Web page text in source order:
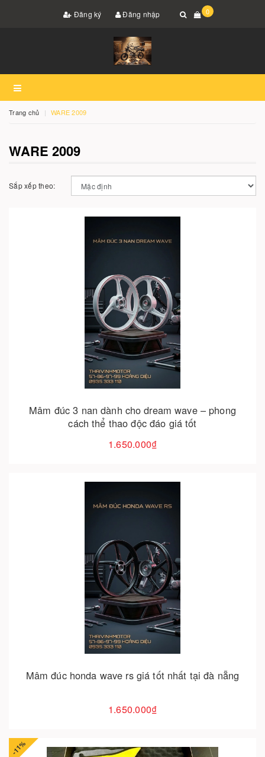
Đăng ký Đăng nhập 0
Trang chủ WARE 2009
WARE 2009
Sắp xếp theo:
Mâm đúc 3 nan dành cho dream wave – phong
cách thể thao độc đáo giá tốt
1.650.000₫
Hết hàng
Mâm đúc honda wave rs giá tốt nhất tại đà nẵng
1.650.000₫
Hết hàng
-11%